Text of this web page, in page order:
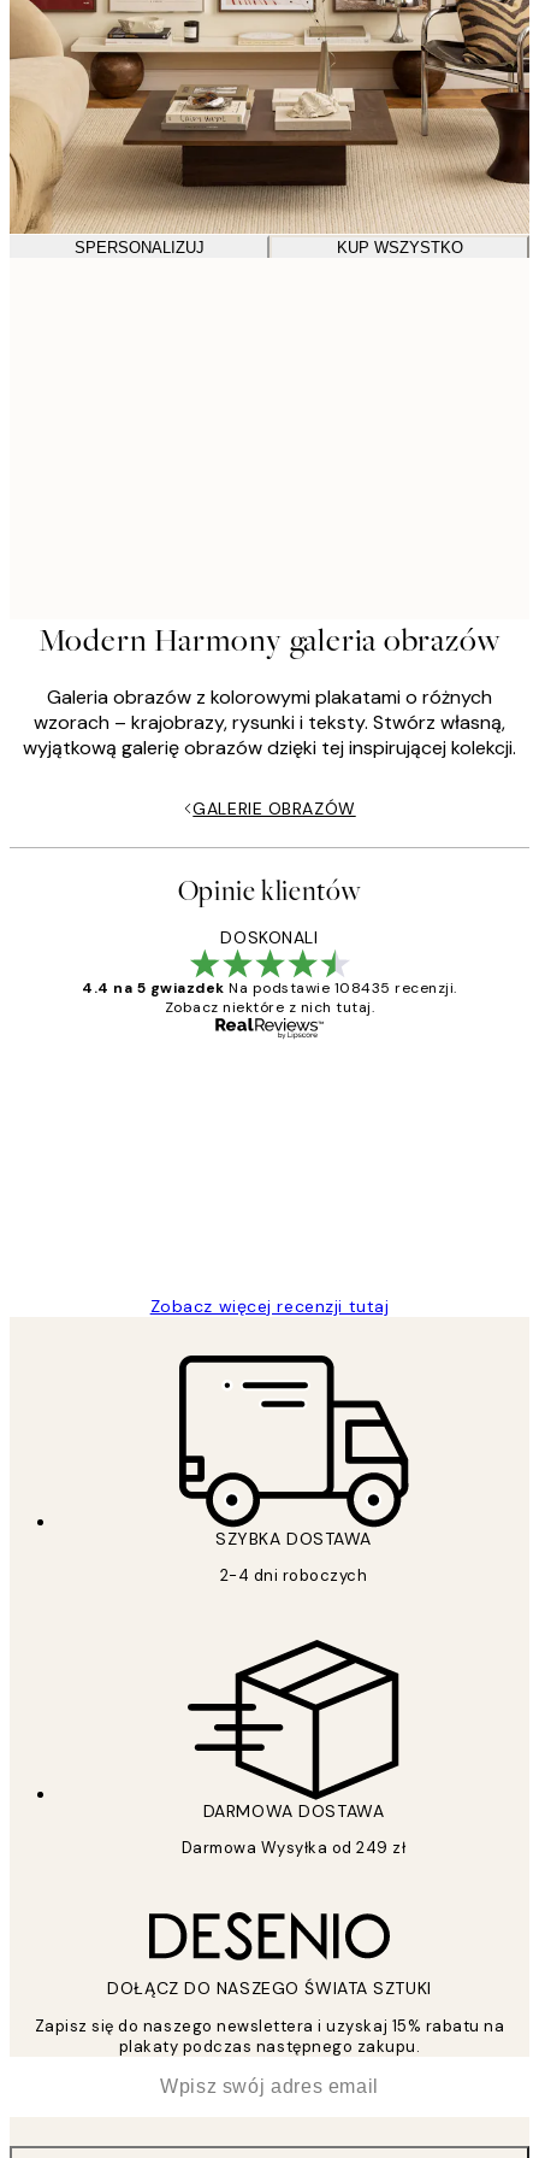
SPERSONALIZUJ KUP WSZYSTKO
Modern Harmony galeria obrazów
Galeria obrazów z kolorowymi plakatami o różnych
wzorach – krajobrazy, rysunki i teksty. Stwórz własną,
wyjątkową galerię obrazów dzięki tej inspirującej kolekcji.
GALERIE OBRAZÓW
Opinie klientów
DOSKONALI
4.4 na 5 gwiazdek Na podstawie 108435 recenzji.
Zobacz niektóre z nich tutaj.
Zobacz więcej recenzji tutaj
SZYBKA DOSTAWA
2-4 dni roboczych
DARMOWA DOSTAWA
Darmowa Wysyłka od 249 zł
DOŁĄCZ DO NASZEGO ŚWIATA SZTUKI
Zapisz się do naszego newslettera i uzyskaj 15% rabatu na
plakaty podczas następnego zakupu.